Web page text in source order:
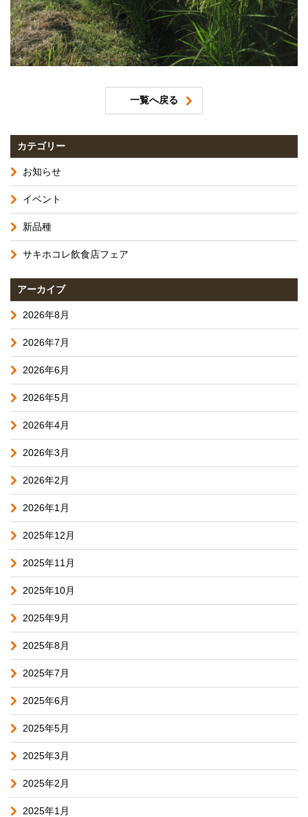
一覧へ戻る
カテゴリー
お知らせ
イベント
新品種
サキホコレ飲食店フェア
アーカイブ
2026年8月
2026年7月
2026年6月
2026年5月
2026年4月
2026年3月
2026年2月
2026年1月
2025年12月
2025年11月
2025年10月
2025年9月
2025年8月
2025年7月
2025年6月
2025年5月
2025年3月
2025年2月
2025年1月